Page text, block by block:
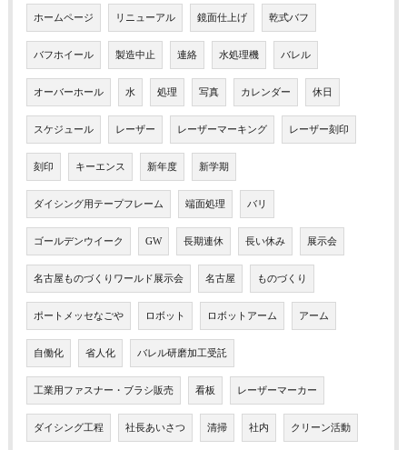
ホームページ リニューアル 鏡面仕上げ 乾式バフ
バフホイール 製造中止 連絡 水処理機 バレル
オーバーホール 水 処理 写真 カレンダー 休日
スケジュール レーザー レーザーマーキング レーザー刻印
刻印 キーエンス 新年度 新学期
ダイシング用テープフレーム 端面処理 バリ
ゴールデンウイーク GW 長期連休 長い休み 展示会
名古屋ものづくりワールド展示会 名古屋 ものづくり
ポートメッセなごや ロボット ロボットアーム アーム
自働化 省人化 バレル研磨加工受託
工業用ファスナー・ブラシ販売 看板 レーザーマーカー
ダイシング工程 社長あいさつ 清掃 社内 クリーン活動